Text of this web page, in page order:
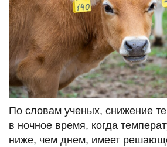
По словам ученых, снижение
в ночное время, когда
ниже, чем днем, имеет